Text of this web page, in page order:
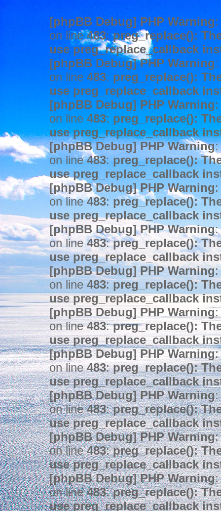
[phpBB Debug] PHP Warning
on line483:preg_replace():
use preg_replace_callback
[phpBB Debug] PHP Warning
on line 483: preg_replace():
use preg_replace_callback
[phpBB Debug] PHP Warning
on line 483: preg_replace():
use preg_replace_callback
[phpBB Debug] PHP Warning:
on line483:preg_replace():
use preg_replace_callback
[phpBB Debug] PHP Warning
on line483: preg_replace():
use preg_replace_callback
[phpBB Debug] PHP Warning:
on line483:preg_replace():
use preg_replace_callback
[phpBB Debug] PHP Warning:
on line 483:preg_replace():
use preg_replace_callback
[phpBB Debug] PHP Warning:
on line483:preg_replace():
use preg_replace_callback
[phpBB Debug] PHP Warning:
on line483:preg_replace():
use preg_replace_callback
[phpBB Debug] PHP Warning:
on line483:preg_replace():
use preg_replace_callback
[phpBB Debug] PHP Warning:
on line483:preg_replace():
use preg_replace_callback
[phpBB Debug] PHP Warning:
on line483:preg_replace():
use preg_replace_callback